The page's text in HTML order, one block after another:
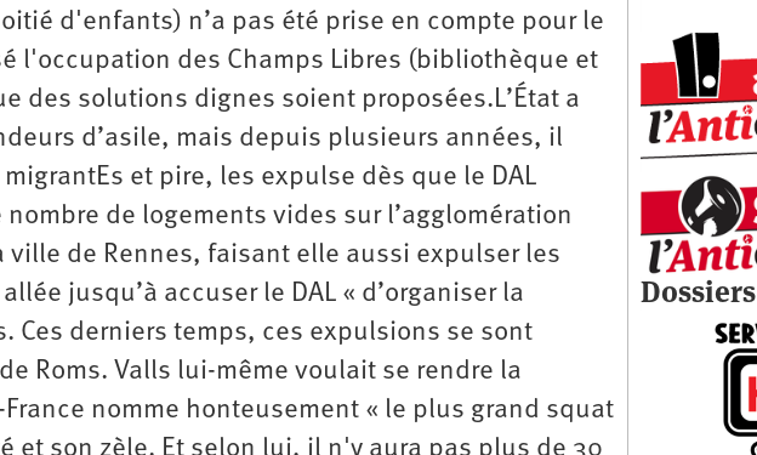
d'enfants) n’a pas été prise en compte pour le
l'occupation des Champs Libres (bibliothèque et
des solutions dignes soient proposées.L’État a
d’asile, mais depuis plusieurs années, il
et pire, les expulse dès que le DAL
de logements vides sur l’agglomération
ville de Rennes, faisant elle aussi expulser les
jusqu’à accuser le DAL « d’organiser la
Ces derniers temps, ces expulsions se sont
Roms. Valls lui-même voulait se rendre la
nomme honteusement « le plus grand squat
Dossiers